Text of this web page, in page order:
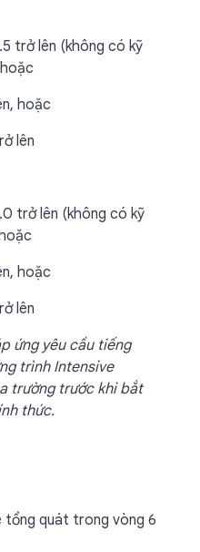
trở lên (không có kỹ
hoặc
lên
trở lên (không có kỹ
hoặc
lên
ứng yêu cầu tiếng
trình Intensive
trường trước khi bắt
thức.
tổng quát trong vòng 6